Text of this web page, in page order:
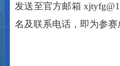
发送至官方邮箱
名及联系电话，即为参赛